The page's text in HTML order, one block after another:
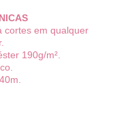
cortes em qualquer
190g/m².